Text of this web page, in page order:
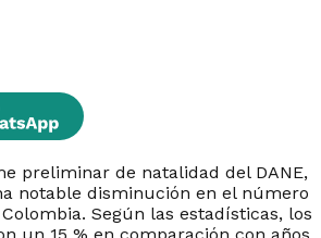
preliminar de natalidad del DANE,
notable disminución en el número
Según las estadísticas, los